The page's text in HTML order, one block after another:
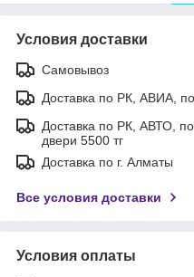
Условия доставки
Самовывоз
Доставка по РК, АВИА,
Доставка по РК, АВТО,
двери 5500 тг
Доставка по г. Алматы
Все условия доставки
Условия оплаты